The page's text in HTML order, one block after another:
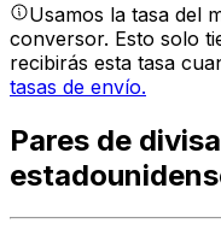
Usamos la tasa del
conversor. Esto solo
recibirás esta tasa
tasas de envío.
Pares de